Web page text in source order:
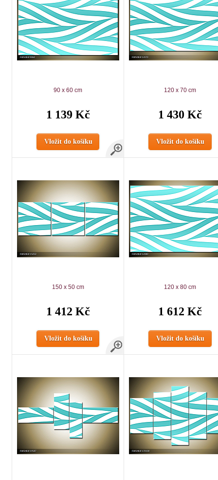
90 x 60 cm
1 139 Kč
Vložit do košíku
120 x 70 cm
1 430 Kč
Vložit do košíku
150 x 50 cm
1 412 Kč
Vložit do košíku
120 x 80 cm
1 612 Kč
Vložit do košíku